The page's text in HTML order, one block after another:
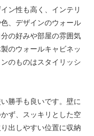
ン性も高く、インテリ
、デザインのウォール
の好みや部屋の雰囲気
のウォールキャビネッ
のものはスタイリッシ
勝手も良いです。壁に
ず、スッキリとした空
出しやすい位置に収納